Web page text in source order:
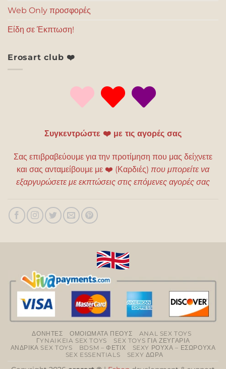
Web Only προσφορές
Είδη σε Έκπτωση!
Erosart club ❤️
Συγκεντρώστε ❤️ με τις αγορές σας
Σας επιβραβεύουμε για την προτίμηση που μας δείχνετε
και σας ανταμείβουμε με ❤️ (Καρδιές) που μπορείτε να
εξαργυρώσετε με εκπτώσεις στις επόμενες αγορές σας
ΔΟΝΗΤΕΣ ΟΜΟΙΩΜΑΤΑ ΠΕΟΥΣ
ANAL SEX TOYS
ΓYNAIKEIA SEX TOYS
SEX TOYS ΓΙΑ ΖΕΥΓΑΡΙΑ
ΑΝΔΡΙΚΑ SEX TOYS
BDSM – ΦΕΤΙΧ
SEXY ΡΟΥΧΑ – ΕΣΩΡΟΥΧΑ
SEX ESSENTIALS
SEXY ΔΩΡΑ